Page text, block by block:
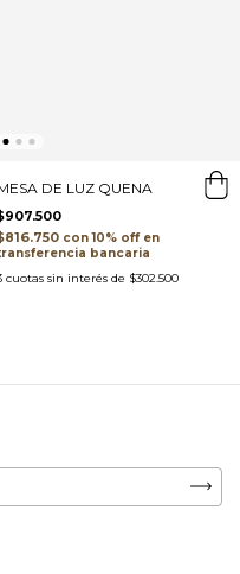
DE LUZ QUENA
con
bancaria
cuotas sin interés de $302.500